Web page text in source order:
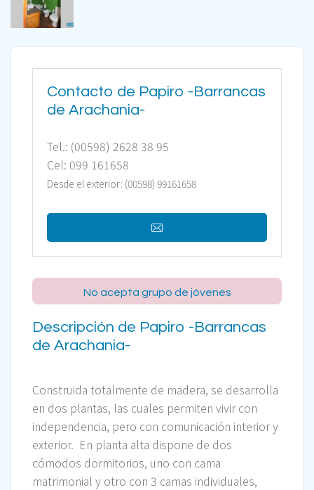
Contacto de Papiro -Barrancas
de Arachania-
Tel.: (00598) 2628 38 95
Cel: 099 161658
Desde el exterior: (00598) 99161658
No acepta grupo de jóvenes
Descripción de Papiro -Barrancas
de Arachania-
Construida totalmente de madera, se desarrolla
en dos plantas, las cuales permiten vivir con
independencia, pero con comunicación interior y
exterior. En planta alta dispone de dos
cómodos dormitorios, uno con cama
matrimonial y otro con 3 camas individuales,